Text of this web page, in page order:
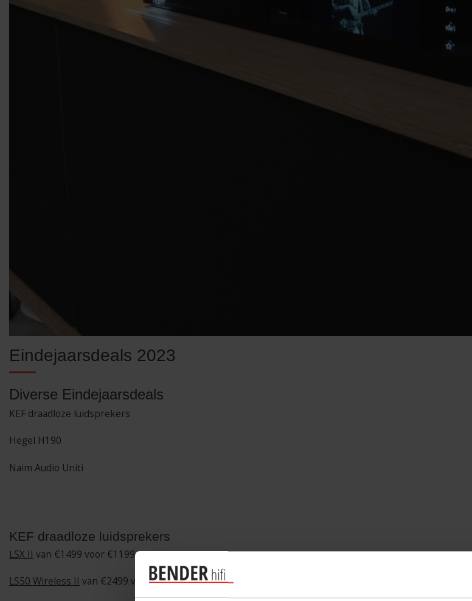
Eindejaarsdeals 2023
Diverse Eindejaarsdeals
KEF draadloze luidsprekers
Hegel H190
Naim Audio Uniti
KEF draadloze luidsprekers
LSX II van €1499 voor €1199
LS50 Wireless II van €2499 voor €1999